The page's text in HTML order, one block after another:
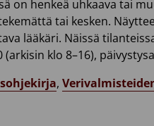
on henkeä uhkaava tai
tai kesken.
lääkäri. Näissä
klo 8–16),
,